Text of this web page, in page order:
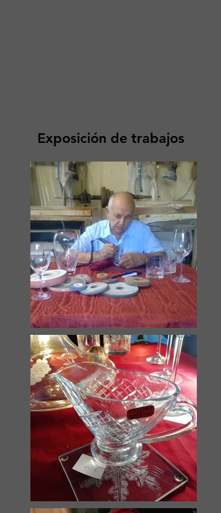
Exposición de trabajos